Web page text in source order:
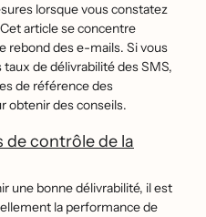
lorsque vous constatez
article se concentre
rebond des e-mails. Si vous
de délivrabilité des SMS,
de référence des
obtenir des conseils.
de contrôle de la
une bonne délivrabilité, il est
la performance de